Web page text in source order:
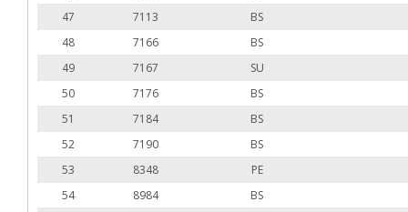
47
7113
BS
48
7166
BS
49
7167
SU
50
7176
BS
51
7184
BS
52
7190
BS
53
8348
PE
54
8984
BS